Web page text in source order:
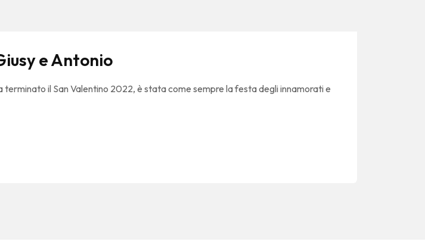
e Antonio
il San Valentino 2022, è stata come sempre la festa degli innamorati e